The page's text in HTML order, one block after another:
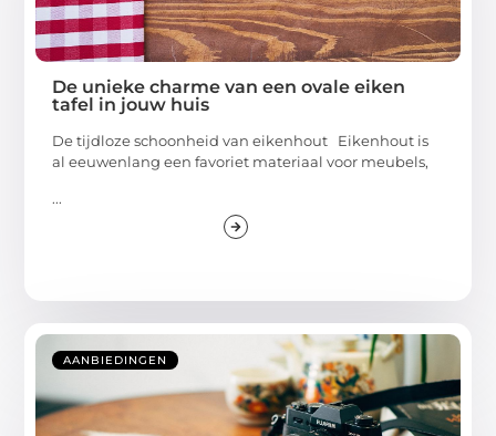
De unieke charme van een ovale eiken
tafel in jouw huis
De tijdloze schoonheid van eikenhout Eikenhout is
al eeuwenlang een favoriet materiaal voor meubels,
...
AANBIEDINGEN